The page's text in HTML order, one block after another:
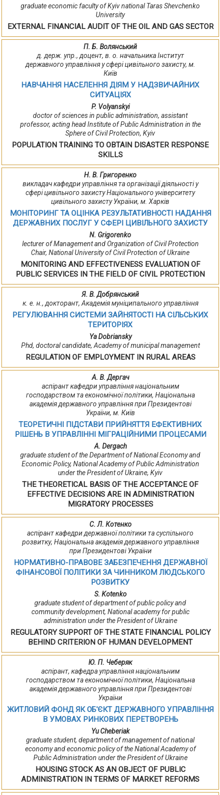
graduate economic faculty of Kyiv national Taras Shevchenko
University
EXTERNAL FINANCIAL AUDIT OF THE OIL AND GAS SECTOR
П. Б. Волянський
д. держ. упр., доцент, в. о. начальника Інститут
державного управління у сфері цивільного захисту, м.
Київ
НАВЧАННЯ НАСЕЛЕННЯ ДІЯМ У НАДЗВИЧАЙНИХ
СИТУАЦІЯХ
P. Volyanskyi
doctor of sciences in public administration, assistant
professor, acting head Institute of Public Administration in the
Sphere of Civil Protection, Kyiv
POPULATION TRAINING TO OBTAIN DISASTER RESPONSE
SKILLS
Н. В. Григоренко
викладач кафедри управління та організації діяльності у
сфері цивільного захисту Національного університету
цивільного захисту України, м. Харків
МОНІТОРИНГ ТА ОЦІНКА РЕЗУЛЬТАТИВНОСТІ НАДАННЯ
ДЕРЖАВНИХ ПОСЛУГ У СФЕРІ ЦИВІЛЬНОГО ЗАХИСТУ
N. Grigorenko
lecturer of Management and Organization of Civil Protection
Chair, National University of Civil Protection of Ukraine
MONITORING AND EFFECTIVENESS EVALUATION OF
PUBLIC SERVICES IN THE FIELD OF CIVIL PROTECTION
Я. В. Добрянський
к. е. н., докторант, Академія муніципального управління
РЕГУЛЮВАННЯ СИСТЕМИ ЗАЙНЯТОСТІ НА СІЛЬСЬКИХ
ТЕРИТОРІЯХ
Ya Dobriansky
Phd, doctoral candidate, Academy of municipal management
REGULATION OF EMPLOYMENT IN RURAL AREAS
А. В. Дергач
аспірант кафедри управління національним
господарством та економічної політики, Національна
академія державного управління при Президентові
України, м. Київ
ТЕОРЕТИЧНІ ПІДСТАВИ ПРИЙНЯТТЯ ЕФЕКТИВНИХ
РІШЕНЬ В УПРАВЛІННІ МІГРАЦІЙНИМИ ПРОЦЕСАМИ
A. Dergach
graduate student of the Department of National Economy and
Economic Policy, National Academy of Public Administration
under the President of Ukraine, Kyiv
THE THEORETICAL BASIS OF THE ACCEPTANCE OF
EFFECTIVE DECISIONS ARE IN ADMINISTRATION
MIGRATORY PROCESSES
С. Л. Котенко
аспірант кафедри державної політики та суспільного
розвитку, Національна академія державного управління
при Президентові України
НОРМАТИВНО-ПРАВОВЕ ЗАБЕЗПЕЧЕННЯ ДЕРЖАВНОЇ
ФІНАНСОВОЇ ПОЛІТИКИ ЗА ЧИННИКОМ ЛЮДСЬКОГО
РОЗВИТКУ
S. Kotenko
graduate student of department of public policy and
community development, National academy for public
administration under the President of Ukraine
REGULATORY SUPPORT OF THE STATE FINANCIAL POLICY
BEHIND CRITERION OF HUMAN DEVELOPMENT
Ю. П. Чеберяк
аспірант, кафедра управління національним
господарством та економічної політики, Національна
академія державного управління при Президентові
України
ЖИТЛОВИЙ ФОНД ЯК ОБ'ЄКТ ДЕРЖАВНОГО УПРАВЛІННЯ
В УМОВАХ РИНКОВИХ ПЕРЕТВОРЕНЬ
Yu Cheberiak
graduate student, department of management of national
economy and economic policy of the National Academy of
Public Administration under the President of Ukraine
HOUSING STOCK AS AN OBJECT OF PUBLIC
ADMINISTRATION IN TERMS OF MARKET REFORMS